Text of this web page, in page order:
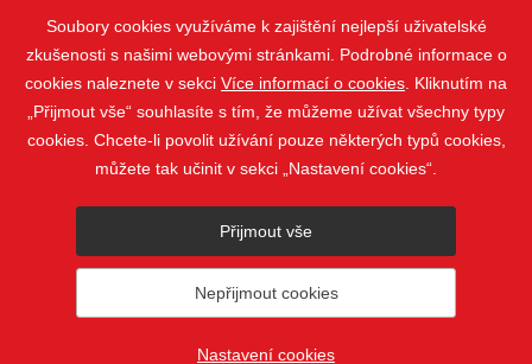
Nezávazná poptávka
Whistleblowing
Sledujte nás
© 2018 - 2026 STAVOSPOL s. r. o.
nahoru
Soubory cookies využíváme k zajištění nejlepší uživatelské
zkušenosti s našimi webovými stránkami. Podrobné informace o
cookies naleznete v sekci Více informací o cookies . Kliknutím na
„Přijmout vše“ souhlasíte s tím, že můžeme užívat všechny typy
cookies. Chcete-li povolit užívání pouze některých typů cookies,
můžete tak učinit v sekci „Nastavení cookies“.
Přijmout vše
Nepřijmout cookies
Nastavení cookies